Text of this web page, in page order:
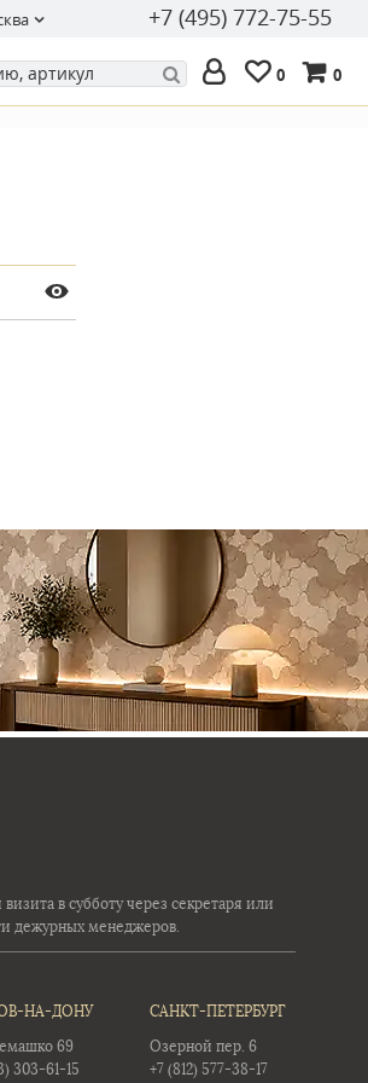
+7 (495) 772-75-55
0 0
в субботу через секретаря или
дежурных менеджеров.
НА-ДОНУ
69
303-61-15
САНКТ-ПЕТЕРБУРГ
Озерной пер. 6
+7 (812) 577-38-17